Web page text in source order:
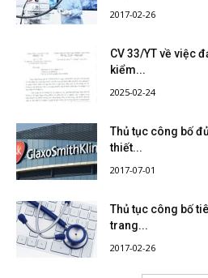
2017-02-26
CV 33/YT về việc
kiểm...
2025-02-24
Thủ tục công bố
thiết...
2017-07-01
Thủ tục công bố
trang...
2017-02-26